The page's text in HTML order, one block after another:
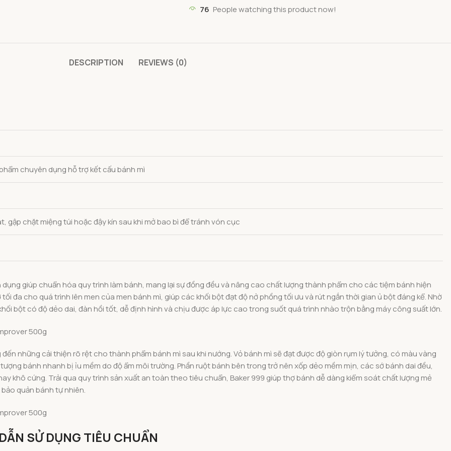
76 People watching this product now!
DESCRIPTION REVIEWS (0)
chuyên dụng hỗ trợ kết cấu bánh mì
gập chặt miệng túi hoặc đậy kín sau khi mở bao bì để tránh vón cục
giúp chuẩn hóa quy trình làm bánh, mang lại sự đồng đều và nâng cao chất lượng thành phẩm cho các tiệm bánh hiện
đa cho quá trình lên men của men bánh mì, giúp các khối bột đạt độ nở phồng tối ưu và rút ngắn thời gian ủ bột đáng kể. Nhờ
bột có độ dẻo dai, đàn hồi tốt, dễ định hình và chịu được áp lực cao trong suốt quá trình nhào trộn bằng máy công suất lớn.
những cải thiện rõ rệt cho thành phẩm bánh mì sau khi nướng. Vỏ bánh mì sẽ đạt được độ giòn rụm lý tưởng, có màu vàng
bánh nhanh bị ỉu mềm do độ ẩm môi trường. Phần ruột bánh bên trong trở nên xốp dẻo mềm mịn, các sớ bánh dai đều,
khô cứng. Trải qua quy trình sản xuất an toàn theo tiêu chuẩn, Baker 999 giúp thợ bánh dễ dàng kiểm soát chất lượng mẻ
quản bánh tự nhiên.
SỬ DỤNG TIÊU CHUẨN